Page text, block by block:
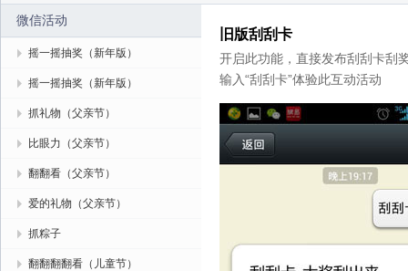
微信活动
摇一摇抽奖（新年版）
摇一摇抽奖（新年版）
抓礼物（父亲节）
比眼力（父亲节）
翻翻看（父亲节）
爱的礼物（父亲节）
抓粽子
翻翻翻翻看（儿童节）
旧版刮刮卡
开启此功能，直接发布刮刮卡刮
输入“刮刮卡”体验此互动活动